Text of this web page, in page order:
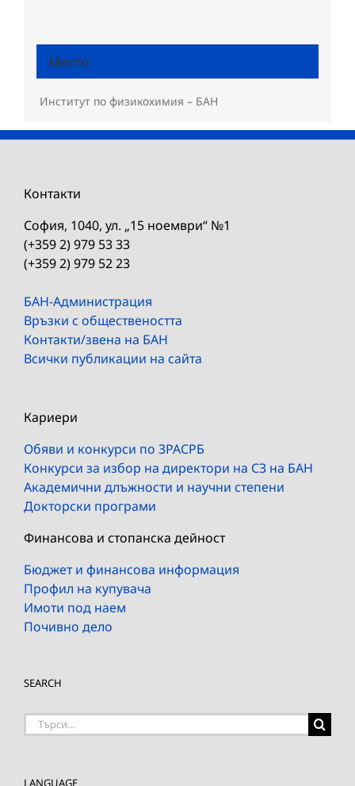
Място
Институт по физикохимия – БАН
Контакти
София, 1040, ул. „15 ноември“ №1
(+359 2) 979 53 33
(+359 2) 979 52 23
БАН-Администрация
Връзки с обществеността
Контакти/звена на БАН
Всички публикации на сайта
Кариери
Обяви и конкурси по ЗРАСРБ
Конкурси за избор на директори на СЗ на БАН
Академични длъжности и научни степени
Докторски програми
Финансова и стопанска дейност
Бюджет и финансова информация
Профил на купувача
Имоти под наем
Почивно дело
SEARCH
Търсене
LANGUAGE